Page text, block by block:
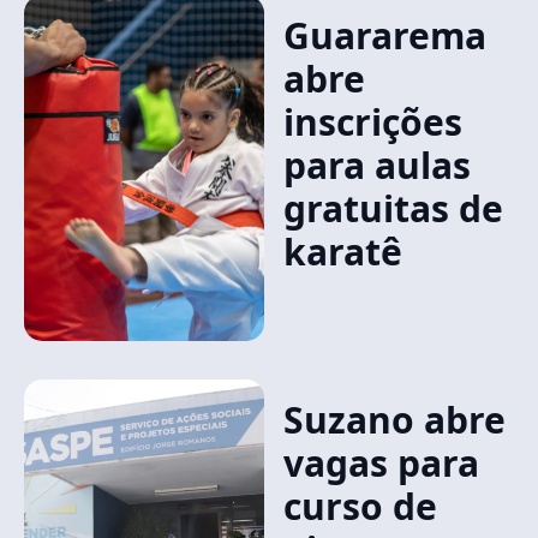
Guararema
abre
inscrições
para aulas
gratuitas de
karatê
Suzano abre
vagas para
curso de